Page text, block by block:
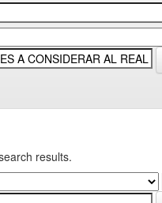
results.